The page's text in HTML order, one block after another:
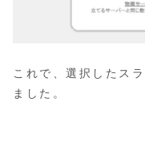
これで、選択したス
ました。